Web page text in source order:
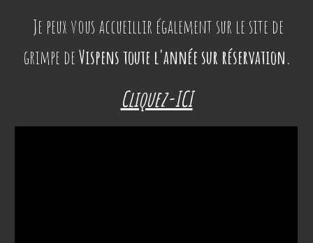
Je peux vous accueillir également sur le site de
grimpe deVispenstoute l'année sur réservation.
Cliquez-ICI